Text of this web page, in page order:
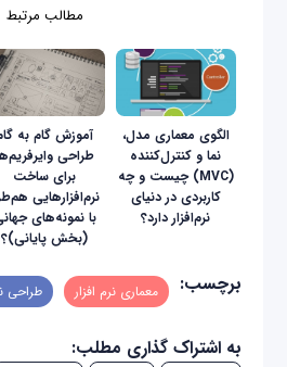
مطالب مرتبط
الگوی معماری مدل،
‌نما و کنترل‌کننده
(MVC) چیست و چه
کاربردی در دنیای
نرم‌افزار دارد؟
آموزش گام به
طراحی
برای ساخت
نرم‌افزارهایی
با نمونه‌های
(بخش پایانی)؟
برچسب: معماری نرم افزار طراحی
به اشتراک گذاری مطلب: